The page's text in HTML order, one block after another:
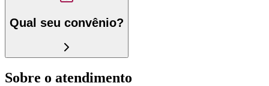
Qual seu convênio?
Sobre o atendimento